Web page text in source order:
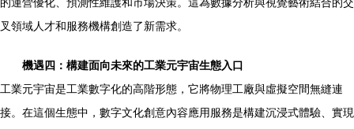
叉領域人才和服務機構創造了新需求。
機遇四：構建面向未來的工業元宇宙生態入口
工業元宇宙是工業數字化的高階形態，它將物理工廠與虛擬空間無縫連
接。在這個生態中，數字文化創意內容應用服務是構建沉浸式體驗、實現